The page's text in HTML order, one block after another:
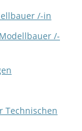
/-in
/-
Technischen